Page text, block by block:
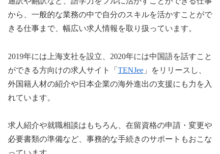
から、一般的な業務の中で自分のスキルを活かすことがで
きる仕事まで、幅広い求人情報を取り扱っています。
2019年には上海支社を設立、2020年には中国語を話すこと
ができる方向けの求人サイト「 TENJee 」をリリースし、
外国籍人材の紹介や日本企業の海外進出の支援にも力を入
れています。
求人紹介や就職相談はもちろん、在留資格の申請・変更や
必要書類の準備など、事務的な手続きのサポートもおこな